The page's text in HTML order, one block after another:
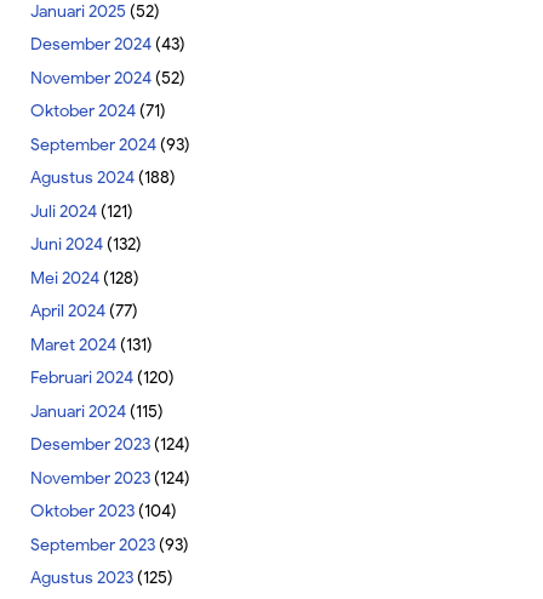
Januari 2025 (52)
Desember 2024(43)
November 2024(52)
Oktober 2024(71)
September 2024(93)
Agustus 2024(188)
Juli 2024(121)
Juni 2024(132)
Mei 2024(128)
April 2024(77)
Maret 2024(131)
Februari 2024(120)
Januari 2024(115)
Desember 2023(124)
November 2023(124)
Oktober 2023(104)
September 2023(93)
Agustus 2023(125)